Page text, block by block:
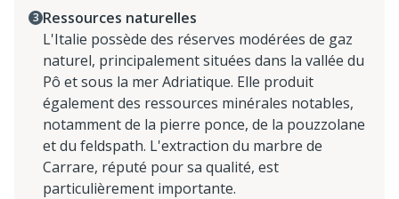
Ressources naturelles
L'Italie possède des réserves modérées de gaz
naturel, principalement situées dans la vallée du
Pô et sous la mer Adriatique. Elle produit
également des ressources minérales notables,
notamment de la pierre ponce, de la pouzzolane
et du feldspath. L'extraction du marbre de
Carrare, réputé pour sa qualité, est
particulièrement importante.